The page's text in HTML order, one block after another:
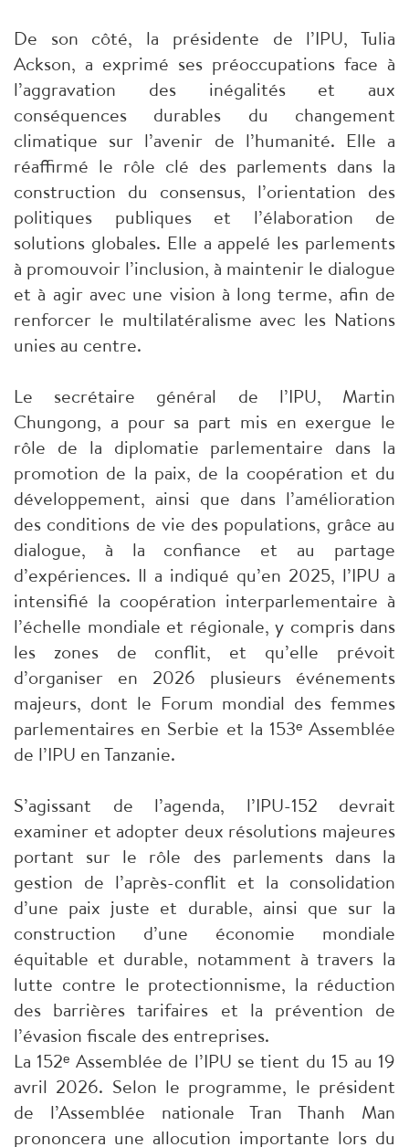
De son côté, la présidente de l’IPU, Tulia
Ackson, a exprimé ses préoccupations face à
l’aggravation des inégalités et aux
conséquences durables du changement
climatique sur l’avenir de l’humanité. Elle a
réaffirmé le rôle clé des parlements dans la
construction du consensus, l’orientation des
politiques publiques et l’élaboration de
solutions globales. Elle a appelé les parlements
à promouvoir l’inclusion, à maintenir le dialogue
et à agir avec une vision à long terme, afin de
renforcer le multilatéralisme avec les Nations
unies au centre.
Le secrétaire général de l’IPU, Martin
Chungong, a pour sa part mis en exergue le
rôle de la diplomatie parlementaire dans la
promotion de la paix, de la coopération et du
développement, ainsi que dans l’amélioration
des conditions de vie des populations, grâce au
dialogue, à la confiance et au partage
d’expériences. Il a indiqué qu’en 2025, l’IPU a
intensifié la coopération interparlementaire à
l’échelle mondiale et régionale, y compris dans
les zones de conflit, et qu’elle prévoit
d’organiser en 2026 plusieurs événements
majeurs, dont le Forum mondial des femmes
parlementaires en Serbie et la 153ᵉ Assemblée
de l’IPU en Tanzanie.
S’agissant de l’agenda, l’IPU-152 devrait
examiner et adopter deux résolutions majeures
portant sur le rôle des parlements dans la
gestion de l’après-conflit et la consolidation
d’une paix juste et durable, ainsi que sur la
construction d’une économie mondiale
équitable et durable, notamment à travers la
lutte contre le protectionnisme, la réduction
des barrières tarifaires et la prévention de
l’évasion fiscale des entreprises.
La 152ᵉ Assemblée de l’IPU se tient du 15 au 19
avril 2026. Selon le programme, le président
de l’Assemblée nationale Tran Thanh Man
prononcera une allocution importante lors du